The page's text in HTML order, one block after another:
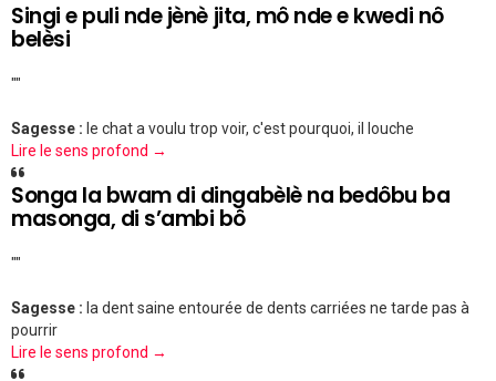
Singi e puli nde jènè jita, mô nde e kwedi nô
belèsi
""
Sagesse : le chat a voulu trop voir, c'est pourquoi, il louche
Lire le sens profond →
Songa la bwam di dingabèlè na bedôbu ba
masonga, di s’ambi bô
""
Sagesse : la dent saine entourée de dents carriées ne tarde pas à
pourrir
Lire le sens profond →